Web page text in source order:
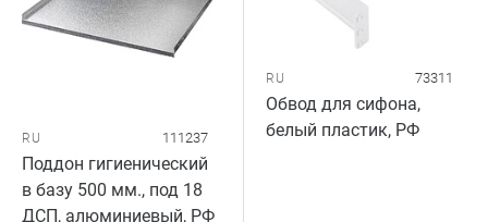
RU 111237
Поддон гигиенический
в базу 500 мм., под 18
ДСП, алюминиевый, РФ
RU 73311
Обвод для сифона,
белый пластик, РФ